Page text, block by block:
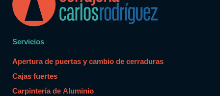
Servicios
Apertura de puertas y cambio de cerraduras
Cajas fuertes
Carpintería de Aluminio